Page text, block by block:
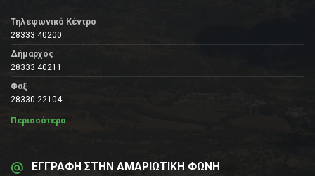
Τηλεφωνικό Κέντρο
28333 40200
Δήμαρχος
28333 40211
Φαξ
28330 22104
Περισσότερα
ΕΓΓΡΑΦΗ ΣΤΗΝ ΑΜΑΡΙΩΤΙΚΗ ΦΩΝΗ